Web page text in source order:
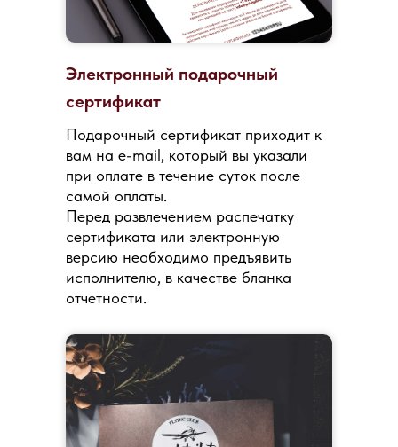
Электронный подарочный
сертификат
Подарочный сертификат приходит к
вам на e-mail, который вы указали
при оплате в течение суток после
самой оплаты.
Перед развлечением распечатку
сертификата или электронную
версию необходимо предъявить
исполнителю, в качестве бланка
отчетности.